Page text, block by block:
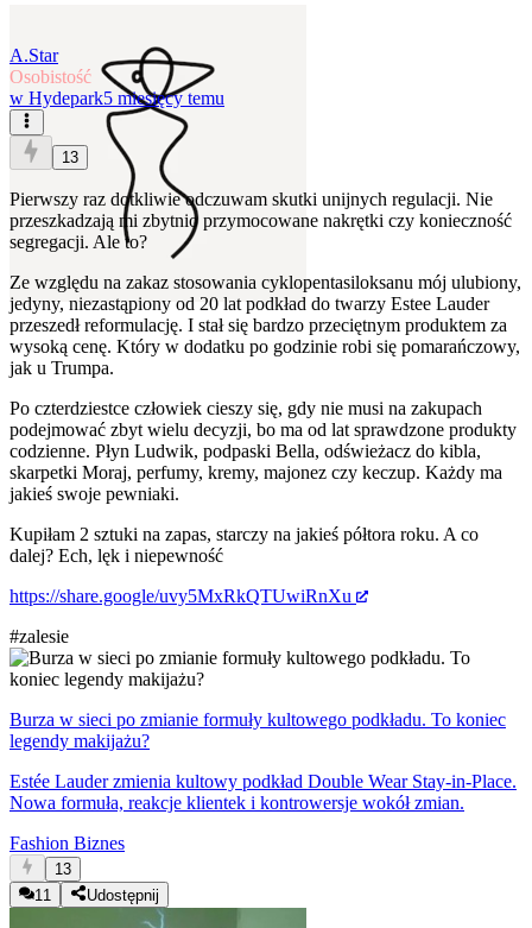
A.Star
Osobistość
w Hydepark5 miesięcy temu
13
Pierwszy raz dotkliwie odczuwam skutki unijnych regulacji. Nie
przeszkadzają mi zbytnio przymocowane nakrętki czy konieczność
segregacji. Ale to?
Ze względu na zakaz stosowania cyklopentasiloksanu mój ulubiony,
jedyny, niezastąpiony od 20 lat podkład do twarzy Estee Lauder
przeszedł reformulację. I stał się bardzo przeciętnym produktem za
wysoką cenę. Który w dodatku po godzinie robi się pomarańczowy,
jak u Trumpa.
Po czterdziestce człowiek cieszy się, gdy nie musi na zakupach
podejmować zbyt wielu decyzji, bo ma od lat sprawdzone produkty
codzienne. Płyn Ludwik, podpaski Bella, odświeżacz do kibla,
skarpetki Moraj, perfumy, kremy, majonez czy keczup. Każdy ma
jakieś swoje pewniaki.
Kupiłam 2 sztuki na zapas, starczy na jakieś półtora roku. A co
dalej? Ech, lęk i niepewność
https://share.google/uvy5MxRkQTUwiRnXu
#zalesie
Burza w sieci po zmianie formuły kultowego podkładu. To koniec
legendy makijażu?
Estée Lauder zmienia kultowy podkład Double Wear Stay-in-Place.
Nowa formuła, reakcje klientek i kontrowersje wokół zmian.
Fashion Biznes
13
11
Udostępnij